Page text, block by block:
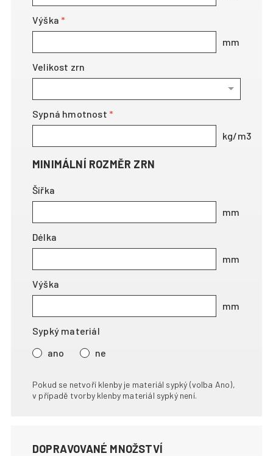
Výška
Velikost zrn
Sypná hmotnost
MINIMÁLNÍ ROZMĚR ZRN
Šířka
Délka
Výška
Sypký materiál
ano
ne
Pokud se netvoří klenby je materiál sypký (volba Ano),
v případě tvorby klenby materiál sypký není.
DOPRAVOVANÉ MNOŽSTVÍ